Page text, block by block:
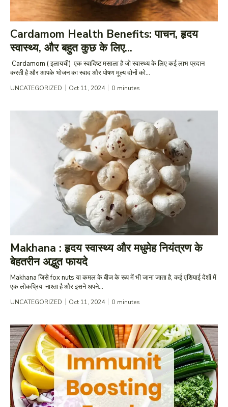
Cardamom Health Benefits: पाचन, हृदय
स्वास्थ्य, और बहुत कुछ के लिए...
Cardamom ( इलायची) एक स्वादिष्ट मसाला है जो स्वास्थ्य के लिए कई लाभ प्रदान
करती है और आपके भोजन का स्वाद और पोषण मूल्य दोनों को...
UNCATEGORIZED Oct 11, 2024 0 minutes
Makhana : हृदय स्वास्थ्य और मधुमेह नियंत्रण के
बेहतरीन अद्भुत फायदे
Makhana जिसे fox nuts या कमल के बीज के रूप में भी जाना जाता है, कई एशियाई देशों में
एक लोकप्रिय नाश्ता है और इसने अपने...
UNCATEGORIZED Oct 11, 2024 0 minutes